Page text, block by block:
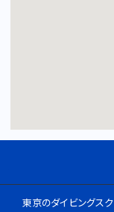
東京のダイビングス